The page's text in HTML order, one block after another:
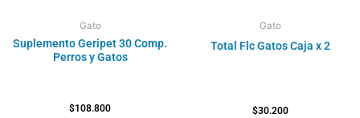
Gato
Suplemento Geripet 30 Comp.
Perros y Gatos
$108.800
Gato
Total Flc Gatos Caja x 2
$30.200